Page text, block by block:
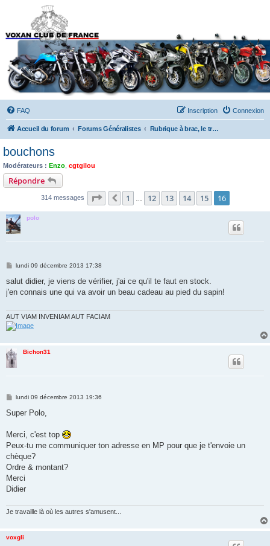
Forums du Voxan Club
de France
FAQ Connexion
Inscription
Accueil du forum Forums Généralistes Rubrique à brac, le truc qu'on troque !
bouchons
Modérateurs : Enzo cgtgilou
Répondre
314 messages Page 16 sur 16
Précédent
1 12 13 14 15 16
polo
M
s
a
lundi 09 décembre 2013 17:38
salut didier, je viens de vérifier, j'ai ce qu'il te faut en stock.
j'en connais une qui va avoir un beau cadeau au pied du sapin!
AUT VIAM INVENIAM AUT FACIAM
Bichon31
M
s
s
g
lundi 09 décembre 2013 19:36
Super Polo,
Merci, c'est top
Peux-tu me communiquer ton adresse en MP pour que je t'envoie un
chèque?
Ordre & montant?
Merci
Didier
Je travaille là où les autres s'amusent...
voxgli